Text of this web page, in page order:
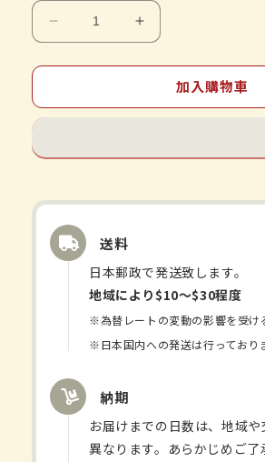
エ
錠
數
エ
量
加
加入購物車
送料
日本郵政で発送致します。
地域により$10〜$30程度
※為替レートの変動の影響を受け
※日本国内への発送は行っており
納期
お届けまでの日数は、地域
異なります。あらかじめご了